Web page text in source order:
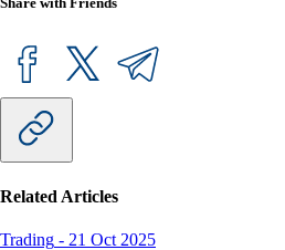
Related Articles
Trading - 21 Oct 2025